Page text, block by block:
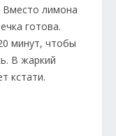
Вместо лимона
готова.
минут, чтобы
В жаркий
кстати.